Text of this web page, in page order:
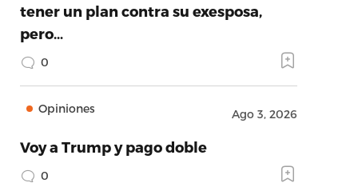
tener un plan contra su exesposa,
pero…
0
Opiniones Ago 3, 2026
Voy a Trump y pago doble
0